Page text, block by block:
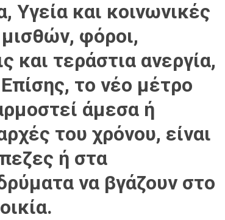
Υγεία και κοινωνικές
φόροι,
και τεράστια ανεργία,
το νέο μέτρο
άμεσα ή
του χρόνου, είναι
ή στα
να βγάζουν στο